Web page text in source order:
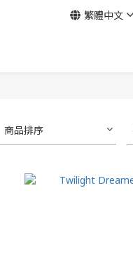
繁體中文
商品排序